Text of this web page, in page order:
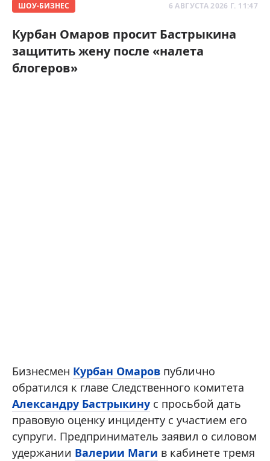
ШОУ-БИЗНЕС 6 АВГУСТА 2026 Г. 11:47
Курбан Омаров просит Бастрыкина
защитить жену после «налета
блогеров»
Бизнесмен Курбан Омаров публично
обратился к главе Следственного комитета
Александру Бастрыкину с просьбой дать
правовую оценку инциденту с участием его
супруги. Предприниматель заявил о силовом
удержании Валерии Маги в кабинете тремя